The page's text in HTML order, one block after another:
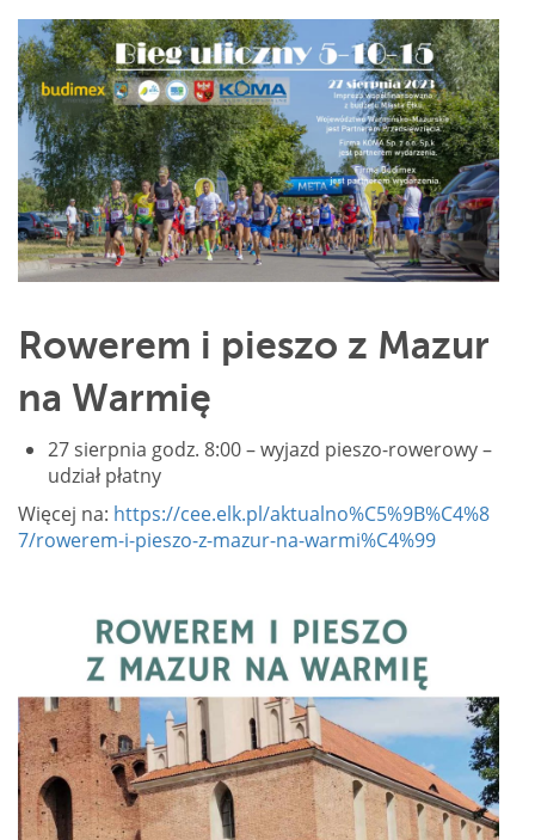
Rowerem i pieszo z Mazur
na Warmię
27 sierpnia godz. 8:00 – wyjazd pieszo-rowerowy –
udział płatny
Więcej na: https://cee.elk.pl/aktualno%C5%9B%C4%8
7/rowerem-i-pieszo-z-mazur-na-warmi%C4%99